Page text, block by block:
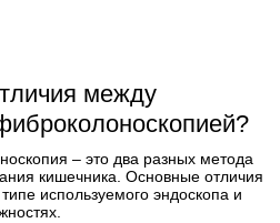
между
– это два разных метода
кишечника. Основные отличия
используемого эндоскопа и